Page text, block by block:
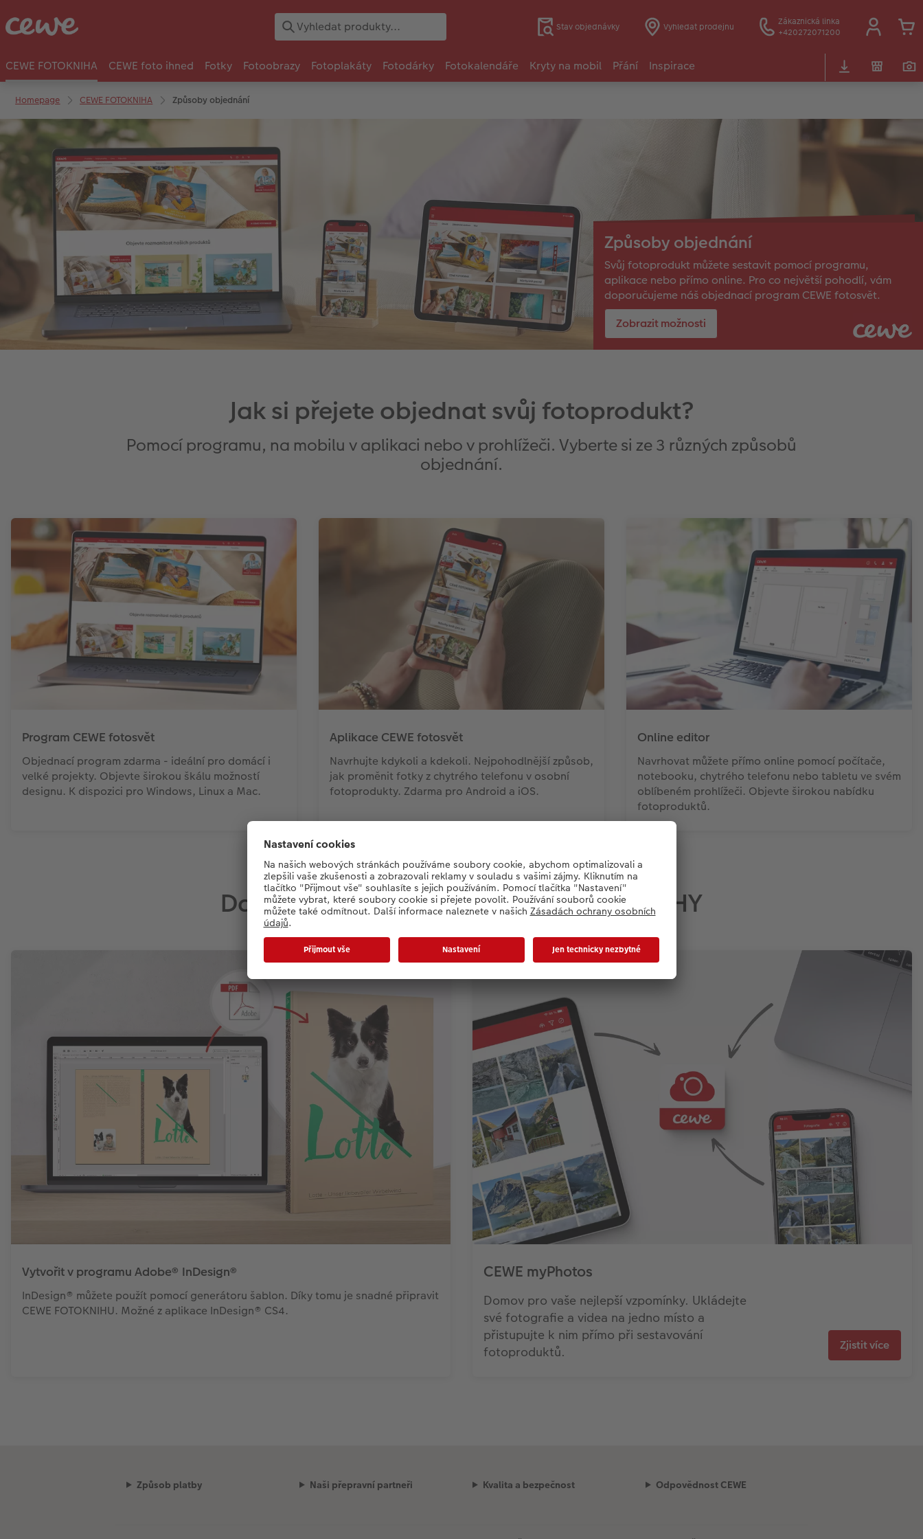
Stav objednávky Vyhledat prodejnu
Zákaznická linka
+420272071200
CEWE FOTOKNIHA CEWE foto ihned Fotky Fotoobrazy Fotoplakáty Fotodárky Fotokalendáře Kryty na mobil Přání Inspirace
Homepage CEWE FOTOKNIHA Způsoby objednání
Způsoby objednání
Svůj fotoprodukt můžete sestavit pomocí programu,
aplikace nebo přímo online. Pro co největší pohodlí, vám
doporučujeme náš objednací program CEWE fotosvět.
Zobrazit možnosti
Jak si přejete objednat svůj fotoprodukt?
Pomocí programu, na mobilu v aplikaci nebo v prohlížeči. Vyberte si ze 3 různých způsobů
objednání.
Program CEWE fotosvět
Objednací program zdarma - ideální pro domácí i
velké projekty. Objevte širokou škálu možností
designu. K dispozici pro Windows, Linux a Mac.
Aplikace CEWE fotosvět
Navrhujte kdykoli a kdekoli. Nejpohodlnější způsob,
jak proměnit fotky z chytrého telefonu v osobní
fotoprodukty. Zdarma pro Android a iOS.
Online editor
Navrhovat můžete přímo online pomocí počítače,
notebooku, chytrého telefonu nebo tabletu ve svém
oblíbeném prohlížeči. Objevte širokou nabídku
fotoproduktů.
Další způsob objednání CEWE FOTOKNIHY
Vytvořit v programu Adobe® InDesign®
InDesign® můžete použít pomocí generátoru šablon. Díky tomu je snadné připravit
CEWE FOTOKNIHU. Možné z aplikace InDesign® CS4.
CEWE myPhotos
Domov pro vaše nejlepší vzpomínky. Ukládejte
své fotografie a videa na jedno místo a
přistupujte k nim přímo při sestavování
fotoproduktů.
Zjistit více
Způsob platby Naši přepravní partneři Kvalita a bezpečnost Odpovědnost CEWE